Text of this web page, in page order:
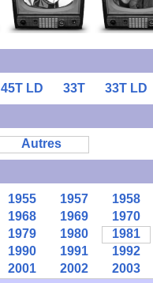
45T LD 33T
33T LD
Autres
1955 1957
1958
1968 1969
1970
1979 1980
1981
1990 1991
1992
2001 2002 2003